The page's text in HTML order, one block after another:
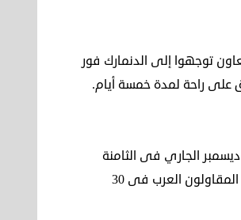
توجهوا إلى الدنمارك فور
على راحة لمدة خمسة أيام.
ويستعد الأهلى لمواجهة إنبى فى دور المجموعات بكأس عاصمة مصر وذلك فى 11 ديسمبر الجاري فى الثامنة
مساءً، ثم يواجه سيراميكا فى 19 من الشهر نفسه، ثم غزل المحلة 23 ديسمبر ثم يواجه المقاولون العرب فى 30